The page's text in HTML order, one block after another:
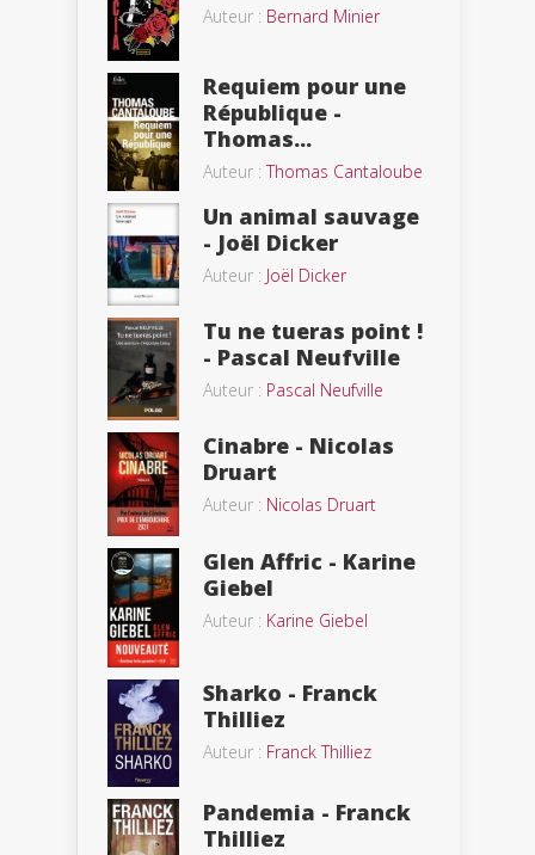
Auteur : Bernard Minier
Requiem pour une
République -
Thomas...
Auteur :Thomas Cantaloube
Un animal sauvage
- Joël Dicker
Auteur : Joël Dicker
Tu ne tueras point !
- Pascal Neufville
Auteur : Pascal Neufville
Cinabre - Nicolas
Druart
Auteur : Nicolas Druart
Glen Affric - Karine
Giebel
Auteur : Karine Giebel
Sharko - Franck
Thilliez
Auteur : Franck Thilliez
Pandemia - Franck
Thilliez